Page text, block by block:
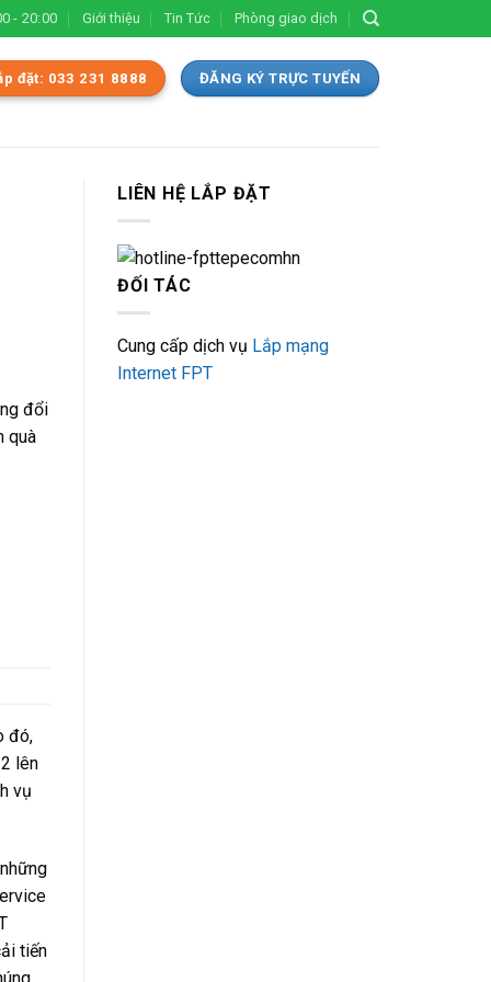
- 20:00 Giới thiệu Tin Tức Phòng giao dịch
đặt: 033 231 8888 ĐĂNG KÝ TRỰC TUYẾN
đổi
quà
đó,
lên
vụ
tiến
LIÊN HỆ LẮP ĐẶT
ĐỐI TÁC
Cung cấp dịch vụ Lắp mạng
Internet FPT